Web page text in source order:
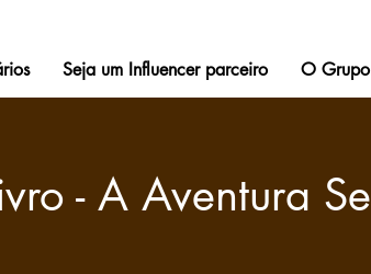
Seja um Influencer parceiro O Grupo
- A Aventura